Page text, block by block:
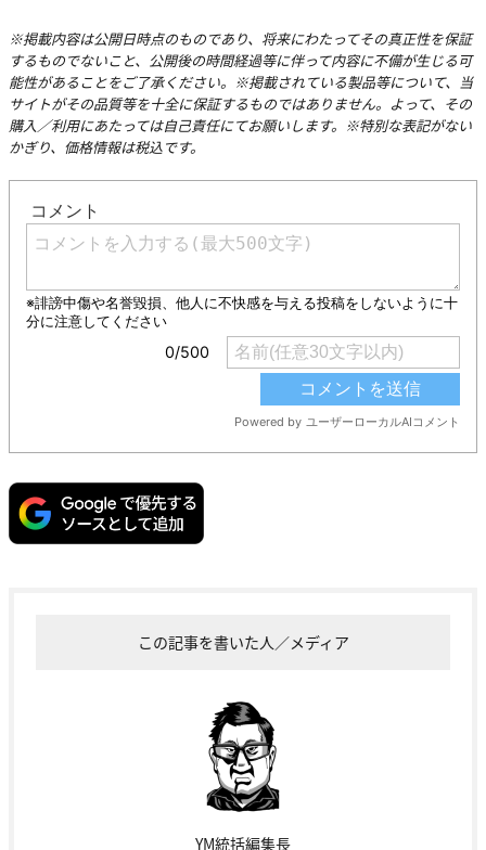
※掲載内容は公開日時点のものであり、将来にわたってその真正性を保証
するものでないこと、公開後の時間経過等に伴って内容に不備が生じる可
能性があることをご了承ください。※掲載されている製品等について、当
サイトがその品質等を十全に保証するものではありません。よって、その
購入／利用にあたっては自己責任にてお願いします。※特別な表記がない
かぎり、価格情報は税込です。
この記事を書いた人／メディア
YM統括編集長